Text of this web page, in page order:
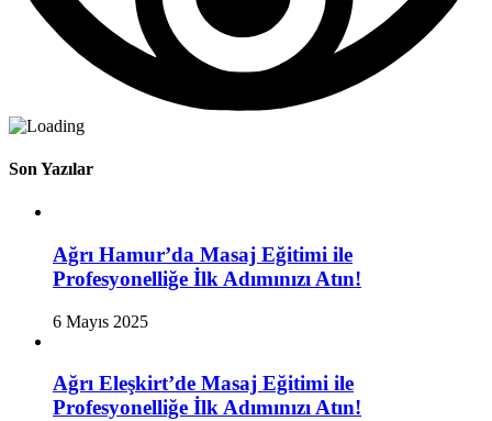
Son Yazılar
Ağrı Hamur’da Masaj Eğitimi ile
Profesyonelliğe İlk Adımınızı Atın!
6 Mayıs 2025
Ağrı Eleşkirt’de Masaj Eğitimi ile
Profesyonelliğe İlk Adımınızı Atın!